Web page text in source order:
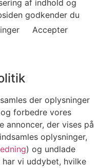
af indhold og
godkender du
Accepter
der oplysninger
forbedre vores
der vises på
oplysninger,
) og undlade
vi uddybet, hvilke